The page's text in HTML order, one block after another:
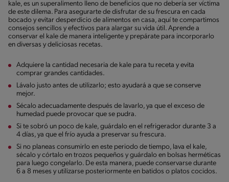
kale, es un superalimento lleno de beneficios que no debería ser víctima
de este dilema. Para asegurarte de disfrutar de su frescura en cada
bocado y evitar desperdicio de alimentos en casa, aquí te compartimos
consejos sencillos y efectivos para alargar su vida útil. Aprende a
conservar el kale de manera inteligente y prepárate para incorporarlo
en diversas y deliciosas recetas.
Adquiere la cantidad necesaria de kale para tu receta y evita
comprar grandes cantidades.
Lávalo justo antes de utilizarlo; esto ayudará a que se conserve
mejor.
Sécalo adecuadamente después de lavarlo, ya que el exceso de
humedad puede provocar que se pudra.
Si te sobró un poco de kale, guárdalo en el refrigerador durante 3 a
4 días, ya que el frío ayuda a preservar su frescura.
Si no planeas consumirlo en este periodo de tiempo, lava el kale,
sécalo y córtalo en trozos pequeños y guárdalo en bolsas herméticas
para luego congelarlo. De esta manera, puede conservarse durante
6 a 8 meses y utilizarse posteriormente en batidos o platos cocidos.